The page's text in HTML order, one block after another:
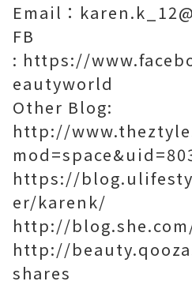
Email：
FB
: https://
eautyworld
Other Blog:
http://
https://
er/karenk/
http://
http://
shares